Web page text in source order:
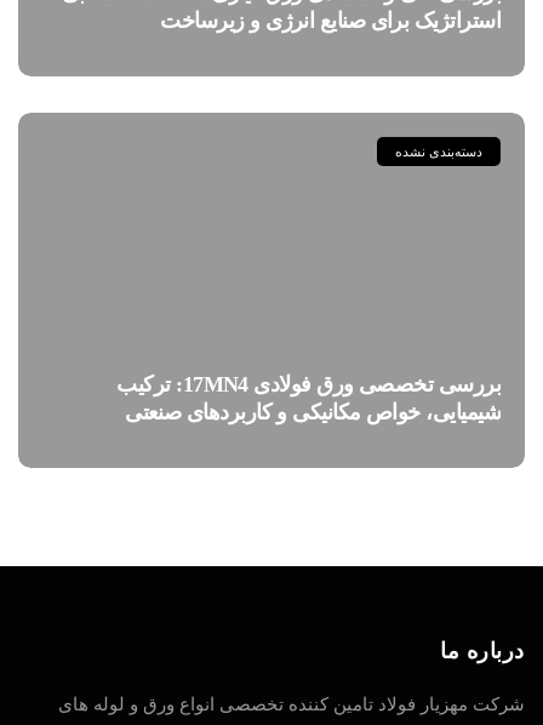
استراتژیک برای صنایع انرژی و زیرساخت
دسته‌بندی نشده
بررسی تخصصی ورق فولادی 17MN4: ترکیب
شیمیایی، خواص مکانیکی و کاربردهای صنعتی
درباره ما
شرکت مهزیار فولاد تامین کننده تخصصی انواع ورق و لوله های